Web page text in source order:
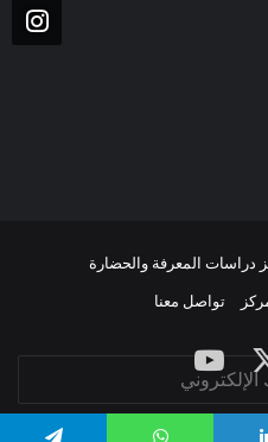
المعرفة والحضارة
تواصل معنا
‫X
‫YouTube